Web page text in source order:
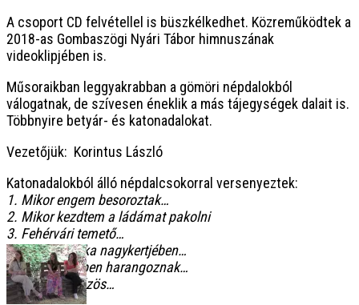
A csoport CD felvétellel is büszkélkedhet. Közreműködtek a
2018-as Gombaszögi Nyári Tábor himnuszának
videoklipjében is.
Műsoraikban leggyakrabban a gömöri népdalokból
válogatnak, de szívesen éneklik a más tájegységek dalait is.
Többnyire betyár- és katonadalokat.
Vezetőjük: Korintus László
Katonadalokból álló népdalcsokorral versenyeztek:
1. Mikor engem besoroztak…
2. Mikor kezdtem a ládámat pakolni
3. Fehérvári temető…
4. Ferenc Jóska nagykertjében…
5. Jaj, de szépen harangoznak…
6. Fekete a gőzös…